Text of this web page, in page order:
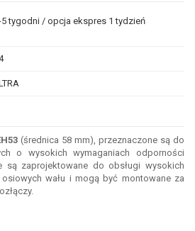
5 tygodni / opcja ekspres 1 tydzień
(średnica 58 mm), przeznaczone są do
o wysokich wymaganiach odporności
są zaprojektowane do obsługi wysokich
wału i mogą być montowane za